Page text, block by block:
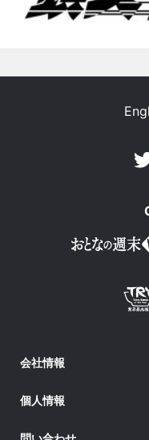
会社情報
個人情報